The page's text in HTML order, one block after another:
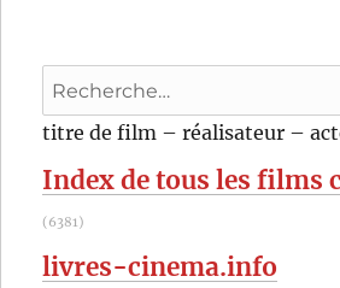
Recherche
pour
:
titre de film – réalisateur –
Index de tous les films
(6381)
livres-cinema.info